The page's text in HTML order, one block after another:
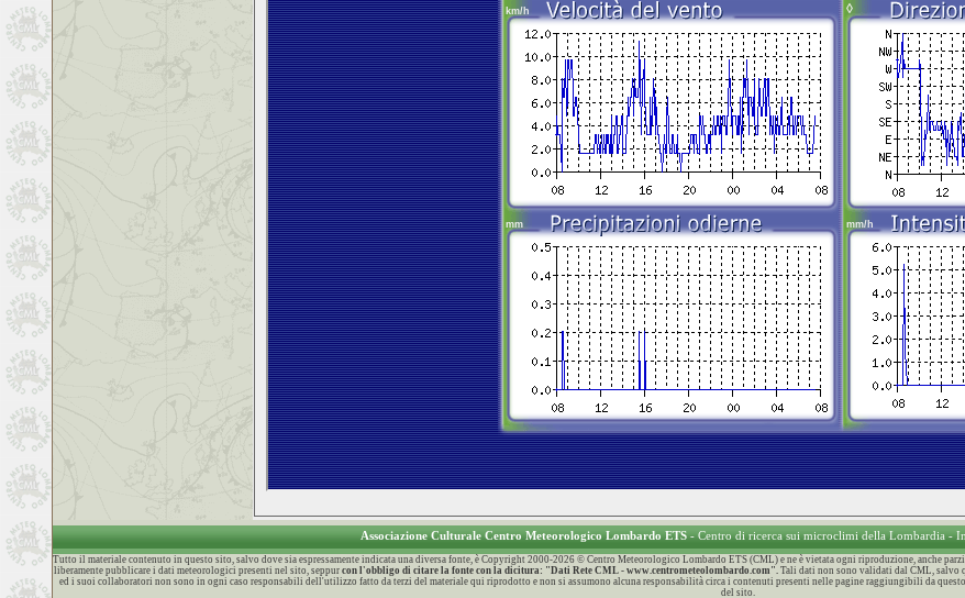
Associazione Culturale Centro Meteorologico Lombardo ETS- Centro di ricerca sui microclimi della Lombardia -
Tutto il materiale contenuto in questo sito, salvo dove sia espressamente indicata una diversa fonte, è Copyright 2000-2026 © Centro Meteorologico Lombardo ETS (CML) e ne è vietata ogni riproduzione, anche
liberamente pubblicare i dati meteorologici presenti nel sito, seppur con l'obbligo di citare la fonte con la dicitura: "Dati Rete CML - www.centrometeolombardo.com".Tali dati non sono validati dal CML, salvo
ed i suoi collaboratori non sono in ogni caso responsabili dell'utilizzo fatto da terzi del materiale qui riprodotto e non si assumono alcuna responsabilità circa i contenuti presenti nelle pagine raggiungibili da
del sito.